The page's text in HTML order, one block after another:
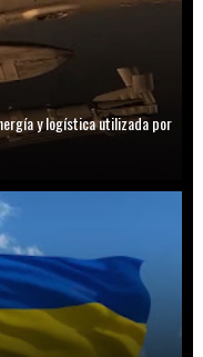
y logística utilizada por